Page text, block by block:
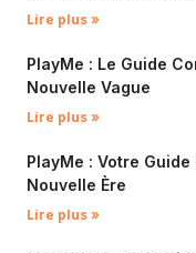
Lire plus »
PlayMe : Le Guide
Nouvelle Vague
Lire plus »
PlayMe : Votre
Nouvelle Ère
Lire plus »